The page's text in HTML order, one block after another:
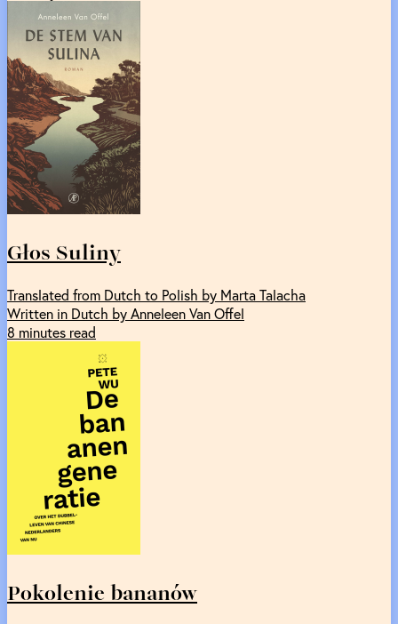
Głos Suliny
Translated from Dutch to Polish by Marta Talacha
Written in Dutch by Anneleen Van Offel
8 minutes read
Pokolenie bananów